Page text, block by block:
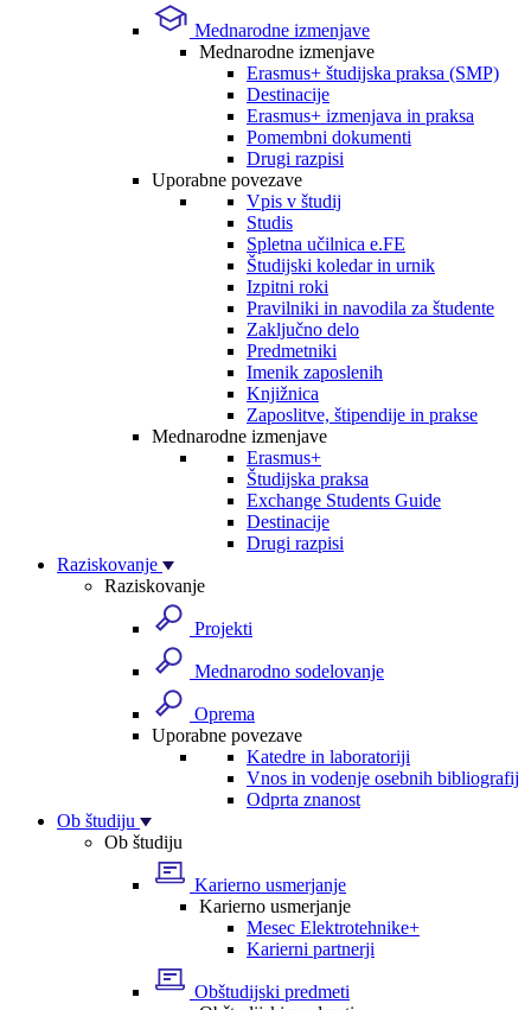
Mednarodne izmenjave
Mednarodne izmenjave
Erasmus+ študijska praksa (SMP)
Destinacije
Erasmus+ izmenjava in praksa
Pomembni dokumenti
Drugi razpisi
Uporabne povezave
Vpis v študij
Studis
Spletna učilnica e.FE
Študijski koledar in urnik
Izpitni roki
Pravilniki in navodila za študente
Zaključno delo
Predmetniki
Imenik zaposlenih
Knjižnica
Zaposlitve, štipendije in prakse
Mednarodne izmenjave
Erasmus+
Študijska praksa
Exchange Students Guide
Destinacije
Drugi razpisi
Raziskovanje
Raziskovanje
Projekti
Mednarodno sodelovanje
Oprema
Uporabne povezave
Katedre in laboratoriji
Vnos in vodenje osebnih bibliografij
Odprta znanost
Ob študiju
Ob študiju
Karierno usmerjanje
Karierno usmerjanje
Mesec Elektrotehnike+
Karierni partnerji
Obštudijski predmeti